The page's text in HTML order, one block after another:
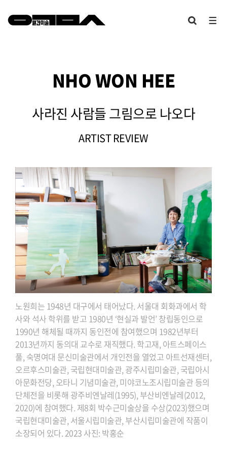
NHO WON HEE
사라진 사람들 그림으로 나오다
ARTIST REVIEW
노원희는 1948년 대구에서 태어났다. 서울대 회화과에서 학
사와 석사 학위를 받고 1980년 ‘현실과 발언’ 창립동인으로
1990년 해체될 때까지 동인전에 참여했으며 1982년부터
2013년까지 동의대 교수로 재직했다. 학고재, 아트스페이스
풀, 숙명여대 문신미술관에서 개인전을 열었고 아트선재센터,
오르후스미술관, 국립현대미술관, 광주시립미술관, 국립아시
아문화전당, 오타니 기념미술관, 미야코노조시립미술관 등의
단체전을 비롯해 광주비엔날레(1995), 부산비엔날레(2012,
2020)에 참여했다. 제8회 박수근미술상을 수상(2023)했으며
국립현대미술관, 서울시립미술관, 부산시립미술관에 작품이
소장되어 있다. 2023 사진: 박홍순